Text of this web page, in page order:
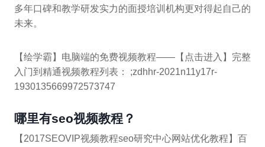
多年口碑和教学研发实力的面授培训机构更对得起自己的
未来。
【绘学霸】电脑端的免费视频教程——【点击进入】完整
入门到精通视频教程列表： ;zdhhr-2021n11y17r-
1930135669972573747
哪里有seo视频教程？
【2017SEOVIP视频教程seo研究中心网站优化教程】百